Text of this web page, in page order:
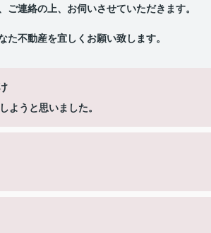
ご連絡の上、お伺いさせていただきます。
た不動産を宜しくお願い致します。
ようと思いました。